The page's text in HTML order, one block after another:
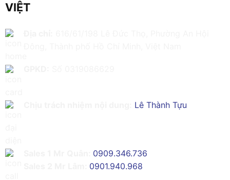
VIỆT
Lê Thành Tựu
0909.346.736
0901.940.968